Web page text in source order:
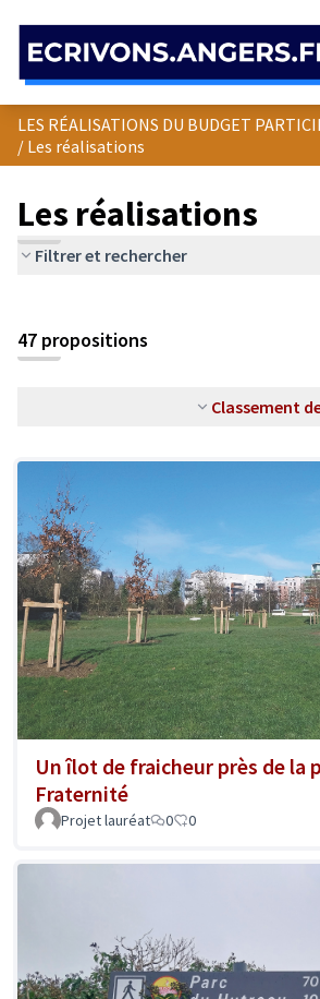
/ Les réalisations
Les réalisations
Filtrer et rechercher
47 propositions
Classement
Un îlot de fraicheur près de la
Fraternité
Projet lauréat 0 0